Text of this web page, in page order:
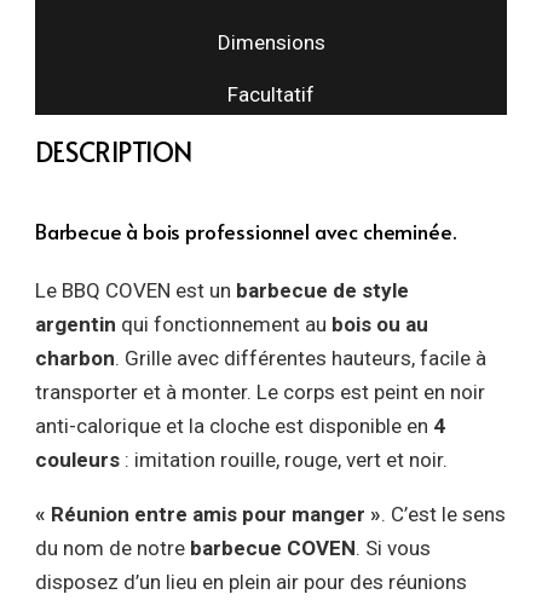
Dimensions
Facultatif
DESCRIPTION
Barbecue à bois professionnel avec cheminée.
Le BBQ COVEN est un barbecue de style
argentin qui fonctionnement au bois ou au
charbon. Grille avec différentes hauteurs, facile à
transporter et à monter. Le corps est peint en noir
anti-calorique et la cloche est disponible en 4
couleurs: imitation rouille, rouge, vert et noir.
« Réunion entre amis pour manger ». C’est le sens
du nom de notre barbecue COVEN. Si vous
disposez d’un lieu en plein air pour des réunions